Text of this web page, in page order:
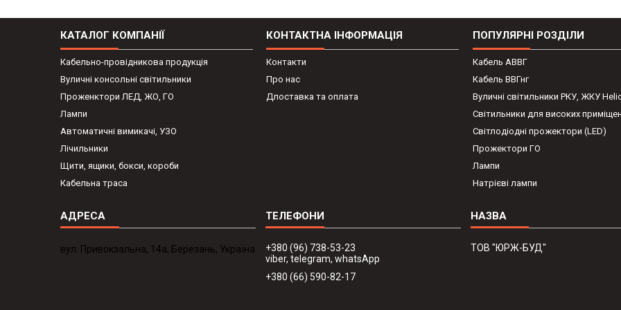
КАТАЛОГ КОМПАНІЇ
Кабельно-провідникова продукція
Вуличні консольні світильники
Проженктори ЛЕД, ЖО, ГО
Лампи
Автоматичні вимикачі, УЗО
Лічильники
Щити, ящики, бокси, короби
Кабельна траса
КОНТАКТНА ІНФОРМАЦІЯ
Контакти
Про нас
Длоставка та оплата
ПОПУЛЯРНІ РОЗДІЛИ
Кабель АВВГ
Кабель ВВГнг
Вуличні світильники РКУ, ЖКУ
Світильники для високих
Світлодіодні прожектори (LED)
Прожектори ГО
Лампи
Натрієві лампи
вул. Привокзальна, 14а, Березань, Україна
+380 (96) 738-53-23
viber, telegram, whatsApp
+380 (66) 590-82-17
ТОВ "ЮРЖ-БУД"